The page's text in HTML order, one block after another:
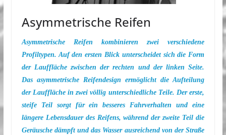
Asymmetrische Reifen
Asymmetrische Reifen kombinieren zwei verschiedene
Profiltypen. Auf den ersten Blick unterscheidet sich die Form
der Lauffläche zwischen der rechten und der linken Seite.
Das asymmetrische Reifendesign ermöglicht die Aufteilung
der Lauffläche in zwei völlig unterschiedliche Teile. Der erste,
steife Teil sorgt für ein besseres Fahrverhalten und eine
längere Lebensdauer des Reifens, während der zweite Teil die
Geräusche dämpft und das Wasser ausreichend von der Straße